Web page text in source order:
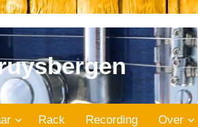
Rack Recording Over